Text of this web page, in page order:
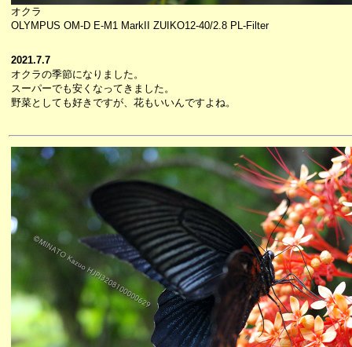
オクラ
OLYMPUS OM-D E-M1 MarkII ZUIKO12-40/2.8 PL-Filter
2021.7.7
オクラの季節になりました。
スーパーでも安くなってきました。
野菜としても好きですが、花もいいんですよね。